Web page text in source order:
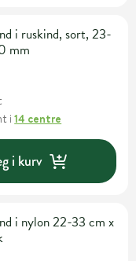
i ruskind, sort, 23-
mm
i14 centre
i kurv
i nylon 22-33 cm x